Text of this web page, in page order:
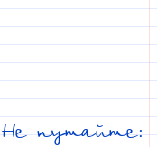
Не путайте: